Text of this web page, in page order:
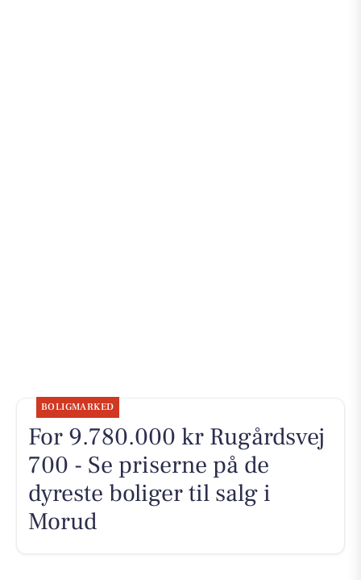
BOLIGMARKED
For 9.780.000 kr Rugårdsvej
700 - Se priserne på de
dyreste boliger til salg i
Morud